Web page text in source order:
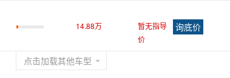
14.88万
暂无指导
价
点击加载其他车型